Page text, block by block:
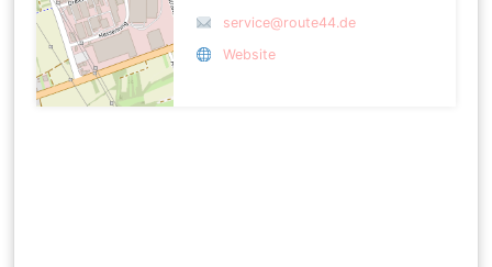
service@route44.de
Website